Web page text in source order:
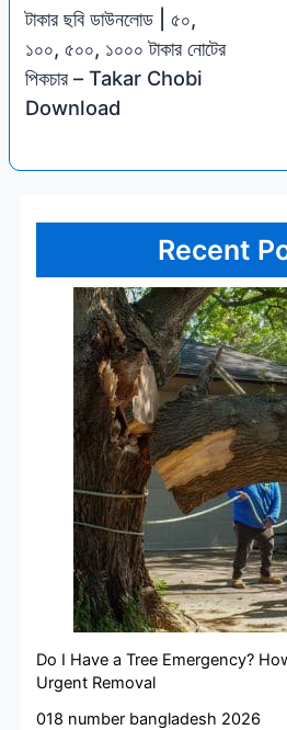
টাকার ছবি ডাউনলোড | ৫০,
১০০, ৫০০, ১০০০ টাকার নোটের
পিকচার – Takar Chobi
Download
Recent
Do I Have a Tree Emergency?
Urgent Removal
018 number bangladesh 2026